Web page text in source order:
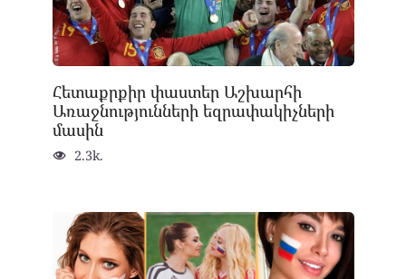
Հետաքրքիր փաստեր Աշխարհի
Առաջնությունների եզրափակիչների
մասին
2.3k.